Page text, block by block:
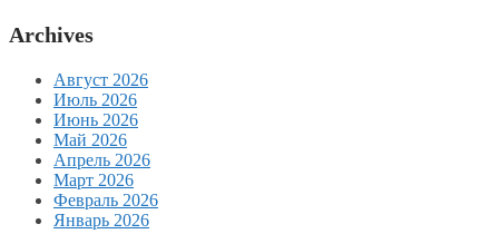
Archives
Август 2026
Июль 2026
Июнь 2026
Май 2026
Апрель 2026
Март 2026
Февраль 2026
Январь 2026